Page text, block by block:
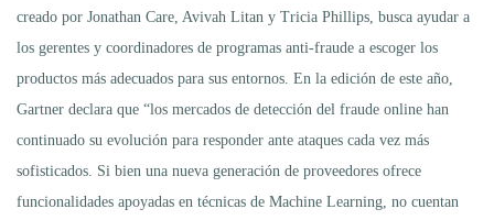
creado por Jonathan Care, Avivah Litan y Tricia Phillips, busca ayudar a
los gerentes y coordinadores de programas anti-fraude a escoger los
productos más adecuados para sus entornos. En la edición de este año,
Gartner declara que “los mercados de detección del fraude online han
continuado su evolución para responder ante ataques cada vez más
sofisticados. Si bien una nueva generación de proveedores ofrece
funcionalidades apoyadas en técnicas de Machine Learning, no cuentan